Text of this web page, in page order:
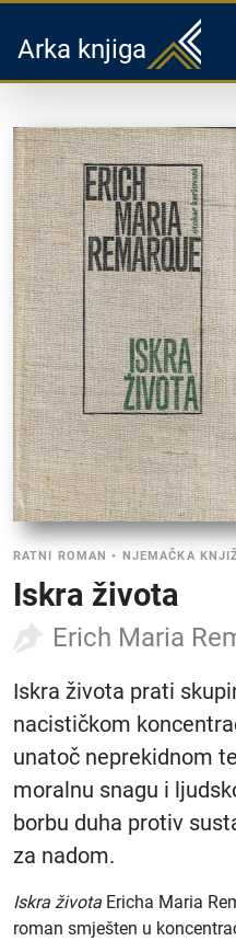
Arka knjiga
RATNI ROMAN • NJEMAČKA
Iskra života
Erich Maria
Iskra života prati
nacističkom
unatoč neprekidnom
moralnu snagu i
borbu duha protiv
za nadom.
Iskra života Ericha Maria
roman smješten u